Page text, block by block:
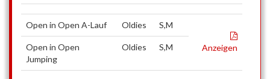
Open in Open A-Lauf Oldies S,M
Anzeigen
Open in Open
Jumping
Oldies S,M